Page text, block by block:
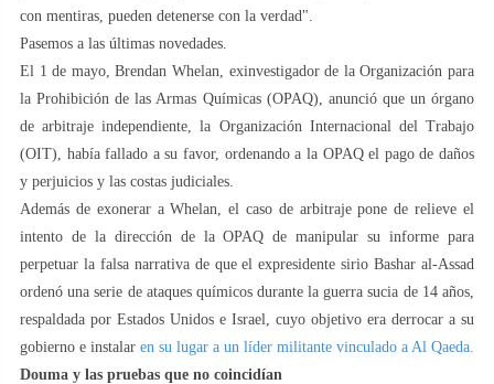
con mentiras, pueden detenerse con la verdad".
Pasemos a las últimas novedades.
El 1 de mayo, Brendan Whelan, exinvestigador de la Organización para
la Prohibición de las Armas Químicas (OPAQ), anunció que un órgano
de arbitraje independiente, la Organización Internacional del Trabajo
(OIT), había fallado a su favor, ordenando a la OPAQ el pago de daños
y perjuicios y las costas judiciales.
Además de exonerar a Whelan, el caso de arbitraje pone de relieve el
intento de la dirección de la OPAQ de manipular su informe para
perpetuar la falsa narrativa de que el expresidente sirio Bashar al-Assad
ordenó una serie de ataques químicos durante la guerra sucia de 14 años,
respaldada por Estados Unidos e Israel, cuyo objetivo era derrocar a su
gobierno e instalar en su lugar a un líder militante vinculado a Al Qaeda.
Douma y las pruebas que no coincidían